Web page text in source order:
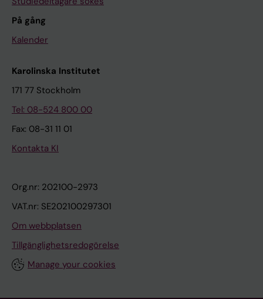
På gång
Kalender
Karolinska Institutet
171 77 Stockholm
Tel: 08-524 800 00
Fax: 08-31 11 01
Kontakta KI
Org.nr: 202100-2973
VAT.nr: SE202100297301
Om webbplatsen
Tillgänglighetsredogörelse
Manage your cookies